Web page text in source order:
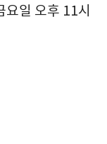
요일 오후 11시